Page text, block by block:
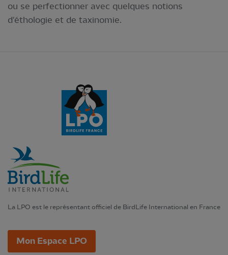
ou se perfectionner avec quelques notions
d'éthologie et de taxinomie.
La LPO est le représentant officiel de BirdLife International en France
Mon Espace LPO